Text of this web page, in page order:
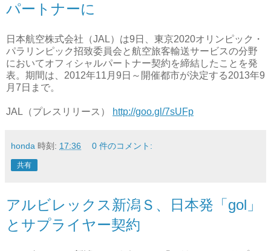
パートナーに
日本航空株式会社（JAL）は9日、東京2020オリンピック・
パラリンピック招致委員会と航空旅客輸送サービスの分野
においてオフィシャルパートナー契約を締結したことを発
表。期間は、2012年11月9日～開催都市が決定する2013年9
月7日まで。
JAL（プレスリリース） http://goo.gl/7sUFp
honda 時刻: 17:36 0 件のコメント:
共有
アルビレックス新潟Ｓ、日本発「gol」
とサプライヤー契約